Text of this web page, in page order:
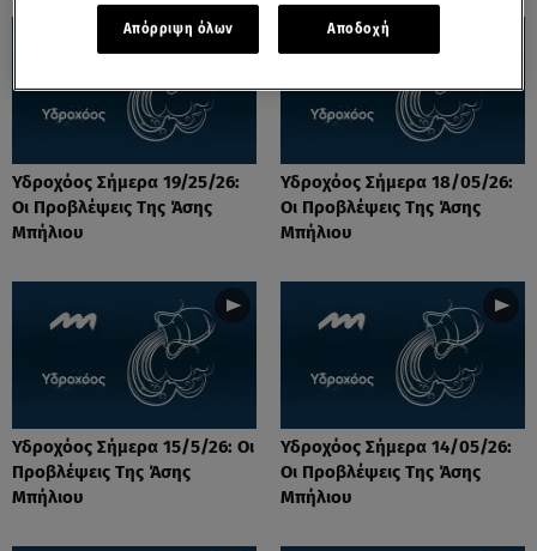
Υδροχόος Σήμερα 19/25/26:
Οι Προβλέψεις Της Άσης
Μπήλιου
Υδροχόος Σήμερα 18/05/26:
Οι Προβλέψεις Της Άσης
Μπήλιου
Υδροχόος Σήμερα 15/5/26: Οι
Προβλέψεις Της Άσης
Μπήλιου
Υδροχόος Σήμερα 14/05/26:
Οι Προβλέψεις Της Άσης
Μπήλιου
Απόρριψη όλων Αποδοχή